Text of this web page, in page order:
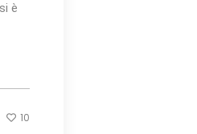
è
10